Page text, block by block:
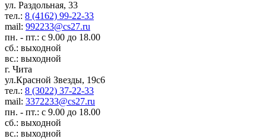
ул. Раздольная, 33
тел.: 8 (4162) 99-22-33
mail: 992233@cs27.ru
пн. - пт.: с 9.00 до 18.00
сб.: выходной
вс.: выходной
г. Чита
ул.Красной Звезды, 19с6
тел.: 8 (3022) 37-22-33
mail: 3372233@cs27.ru
пн. - пт.: с 9.00 до 18.00
сб.: выходной
вс.: выходной